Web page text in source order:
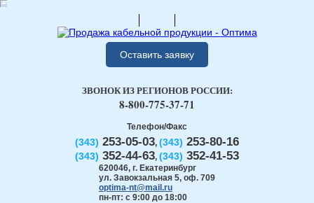
Оставить заявку
Телефон/Факс
(343) 253-05-03, (343) 253-80-16
(343) 352-44-63, (343) 352-41-53
620046, г. Екатеринбург
ул. Завокзальная 5, оф. 709
optima-nt@mail.ru
пн-пт: с 9:00 до 18:00
ЗВОНОК ИЗ РЕГИОНОВ РОССИИ:
8-800-775-37-71